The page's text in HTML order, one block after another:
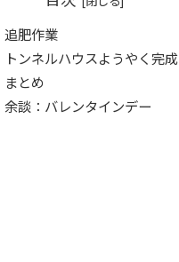
追肥作業
トンネルハウスようやく完成
まとめ
余談：バレンタインデー